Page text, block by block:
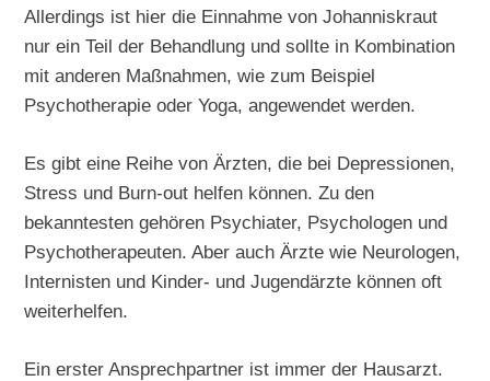
Allerdings ist hier die Einnahme von Johanniskraut
nur ein Teil der Behandlung und sollte in Kombination
mit anderen Maßnahmen, wie zum Beispiel
Psychotherapie oder Yoga, angewendet werden.
Es gibt eine Reihe von Ärzten, die bei Depressionen,
Stress und Burn-out helfen können. Zu den
bekanntesten gehören Psychiater, Psychologen und
Psychotherapeuten. Aber auch Ärzte wie Neurologen,
Internisten und Kinder- und Jugendärzte können oft
weiterhelfen.
Ein erster Ansprechpartner ist immer der Hausarzt.